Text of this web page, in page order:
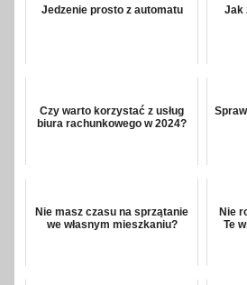
Jedzenie prosto z automatu
Jak
Czy warto korzystać z usług
biura rachunkowego w 2024?
Nie masz czasu na sprzątanie
we własnym mieszkaniu?
Nie
Te